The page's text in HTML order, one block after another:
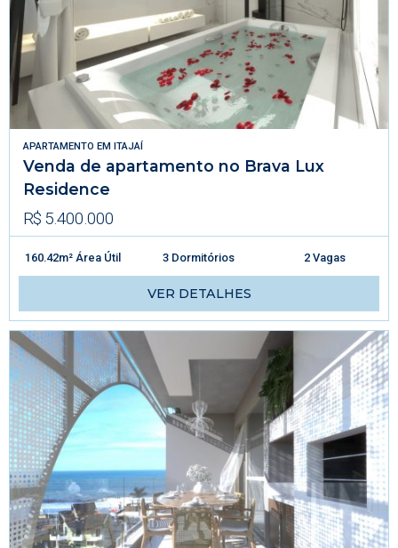
APARTAMENTO EM ITAJAÍ
Venda de apartamento no Brava Lux
Residence
R$ 5.400.000
160.42m² Área Útil 3 Dormitórios 2 Vagas
VER DETALHES